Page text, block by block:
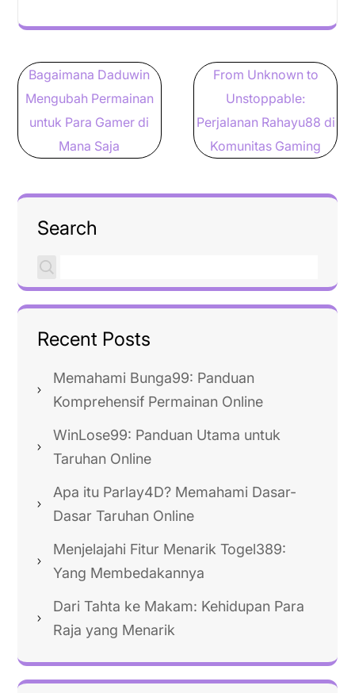
Post
navigation
Bagaimana Daduwin
Mengubah Permainan
untuk Para Gamer di
Mana Saja
From Unknown to
Unstoppable:
Perjalanan Rahayu88 di
Komunitas Gaming
Search
Recent Posts
Memahami Bunga99: Panduan
Komprehensif Permainan Online
WinLose99: Panduan Utama untuk
Taruhan Online
Apa itu Parlay4D? Memahami Dasar-
Dasar Taruhan Online
Menjelajahi Fitur Menarik Togel389:
Yang Membedakannya
Dari Tahta ke Makam: Kehidupan Para
Raja yang Menarik